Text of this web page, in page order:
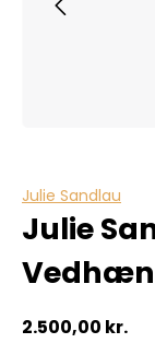
Julie Sandlau
Julie
2.500,00 kr.